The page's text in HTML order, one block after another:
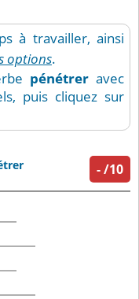
à travailler, ainsi
options.
pénétrer avec
puis cliquez sur
-/10